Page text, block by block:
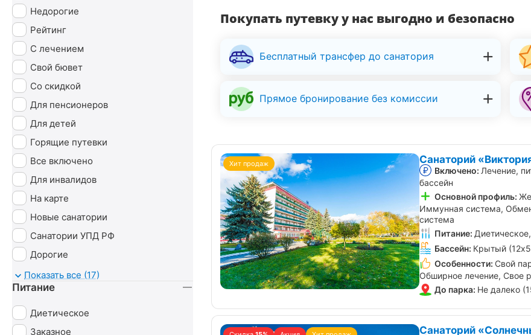
Покупать путевку у нас выгодно и безопасно
Бесплатный трансфер до санатория
Прямое бронирование без комиссии
Хит продаж Санаторий
Включено: Лечение,
бассейн
Основной профиль:
Иммунная система,
система
Питание:
Бассейн: Крытый
Особенности: Свой
Обширное лечение, Свое
До парка: Не далеко
Санаторий
Недорогие
Рейтинг
С лечением
Свой бювет
Со скидкой
Для пенсионеров
Для детей
Горящие путевки
Все включено
Для инвалидов
На карте
Новые санатории
Санатории УПД РФ
Дорогие
Детские
С животными
Показать все (17)
Питание
Диетическое
Заказное